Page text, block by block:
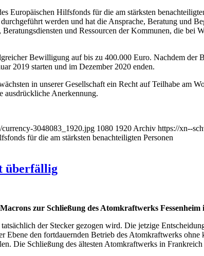
Europäischen Hilfsfonds für die am stärksten
werden und hat die Ansprache, Beratung und
und Ressourcen der Kommunen, die bei
Bewilligung auf bis zu 400.000 Euro. Nachdem der
2019 starten und im Dezember 2020 enden.
in unserer Gesellschaft ein Recht auf Teilhabe am
ausdrückliche Anerkennung.
3048083_1920.jpg 1080 1920 Archiv https://xn--
für die am stärksten benachteiligten Personen
überfällig
zur Schließung des Atomkraftwerks Fessenheim
der Stecker gezogen wird. Die jetzige
Ebene den fortdauernden Betrieb des Atomkraftwerks
Die Schließung des ältesten Atomkraftwerks in